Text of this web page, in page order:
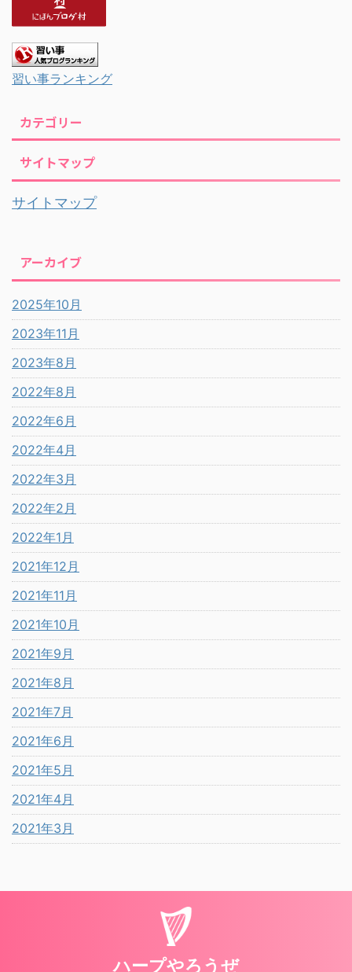
習い事ランキング
カテゴリー
サイトマップ
サイトマップ
アーカイブ
2025年10月
2023年11月
2023年8月
2022年8月
2022年6月
2022年4月
2022年3月
2022年2月
2022年1月
2021年12月
2021年11月
2021年10月
2021年9月
2021年8月
2021年7月
2021年6月
2021年5月
2021年4月
2021年3月
ハープやろうぜ